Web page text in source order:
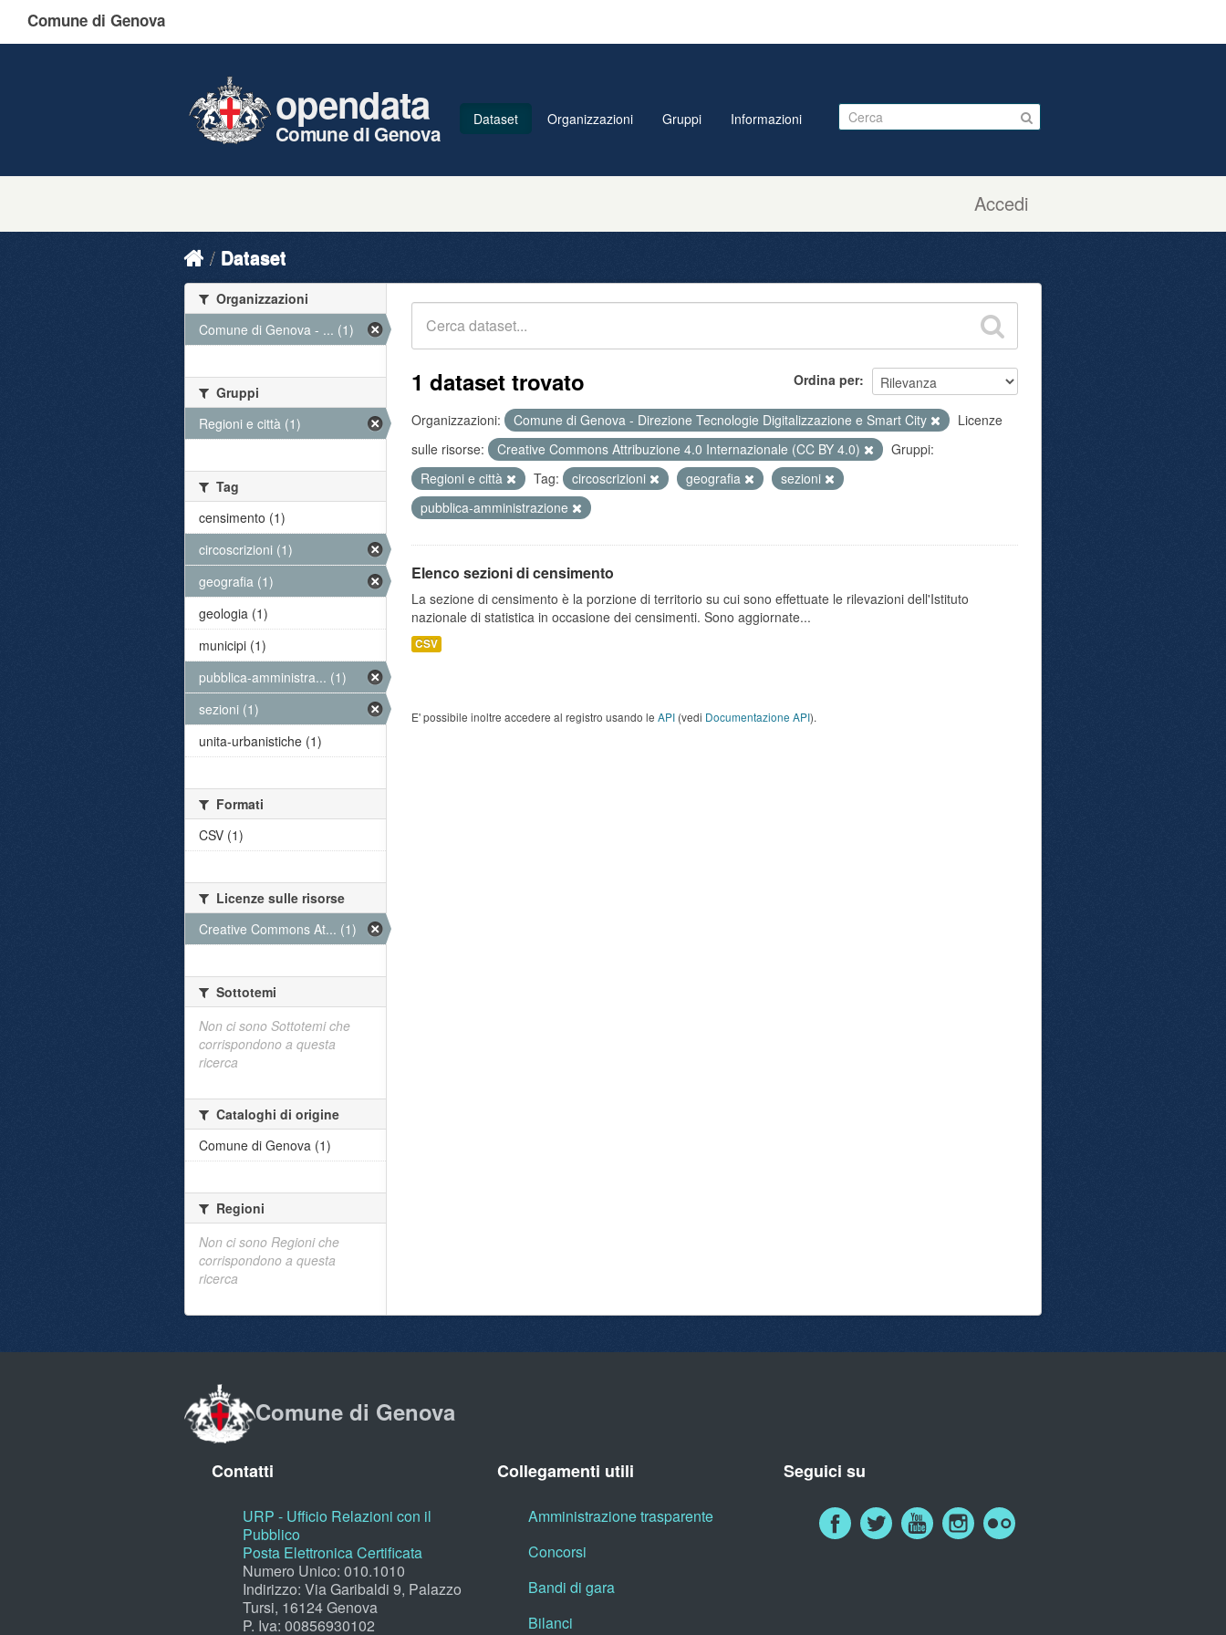
Comune di Genova
Accedi
opendata
Comune di Genova
Dataset Organizzazioni Gruppi Informazioni
Dataset
Ordina per
1 dataset trovato
Organizzazioni: Comune di Genova - Direzione Tecnologie Digitalizzazione e Smart City
Licenze
sulle risorse:
Creative Commons Attribuzione 4.0 Internazionale (CC BY 4.0)
Gruppi:
Regioni e città
Tag: circoscrizioni geografia
sezioni
pubblica-amministrazione
Elenco sezioni di censimento
La sezione di censimento è la porzione di territorio su cui sono effettuate le rilevazioni dell'Istituto
nazionale di statistica in occasione dei censimenti. Sono aggiornate...
CSV
E' possibile inoltre accedere al registro usando le API (vedi Documentazione API).
Organizzazioni
Comune di Genova - ... (1)
Gruppi
Regioni e città (1)
Tag
censimento (1)
circoscrizioni (1)
geografia (1)
geologia (1)
municipi (1)
pubblica-amministra... (1)
sezioni (1)
unita-urbanistiche (1)
Formati
CSV (1)
Licenze sulle risorse
Creative Commons At... (1)
Sottotemi
Non ci sono Sottotemi che
corrispondono a questa
ricerca
Cataloghi di origine
Comune di Genova (1)
Regioni
Non ci sono Regioni che
corrispondono a questa
ricerca
Comune di Genova
Contatti
URP - Ufficio Relazioni con il
Pubblico
Posta Elettronica Certificata
Numero Unico: 010.1010
Indirizzo: Via Garibaldi 9, Palazzo
Tursi, 16124 Genova
P. Iva: 00856930102
Collegamenti utili
Amministrazione trasparente
Concorsi
Bandi di gara
Bilanci
Seguici su